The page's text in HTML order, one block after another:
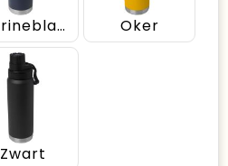
Marineblauw Oker
Zwart